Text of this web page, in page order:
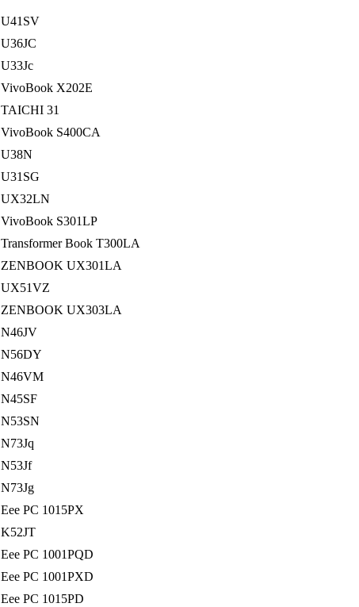
U41SV
U36JC
U33Jc
VivoBook X202E
TAICHI 31
VivoBook S400CA
U38N
U31SG
UX32LN
VivoBook S301LP
Transformer Book T300LA
ZENBOOK UX301LA
UX51VZ
ZENBOOK UX303LA
N46JV
N56DY
N46VM
N45SF
N53SN
N73Jq
N53Jf
N73Jg
Eee PC 1015PX
K52JT
Eee PC 1001PQD
Eee PC 1001PXD
Eee PC 1015PD